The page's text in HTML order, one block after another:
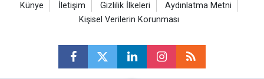
Künye İletişim Gizlilik İlkeleri
Aydınlatma Metni
Kişisel Verilerin Korunması